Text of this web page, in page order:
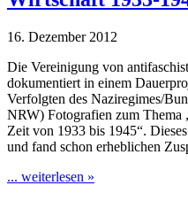
16. Dezember 2012
Die Vereinigung von
dokumentiert in einem
Verfolgten des Naziregimes/
NRW) Fotografien zum Thema
Zeit von 1933 bis 1945“.
und fand schon erheblichen
... weiterlesen »